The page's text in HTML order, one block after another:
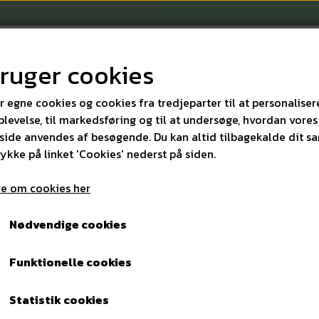
KONTAKT
FRØKENPOSER M/MOTIV
Varenummer: 7015
cookies
egne cookies og cookies fra tredjeparter til at
til markedsføring og til at undersøge, hvordan vores
anvendes af besøgende. Du kan altid tilbagekalde dit
på linket 'Cookies' nederst på siden.
om cookies her
Nødvendige cookies
Funktionelle cookies
Statistik cookies